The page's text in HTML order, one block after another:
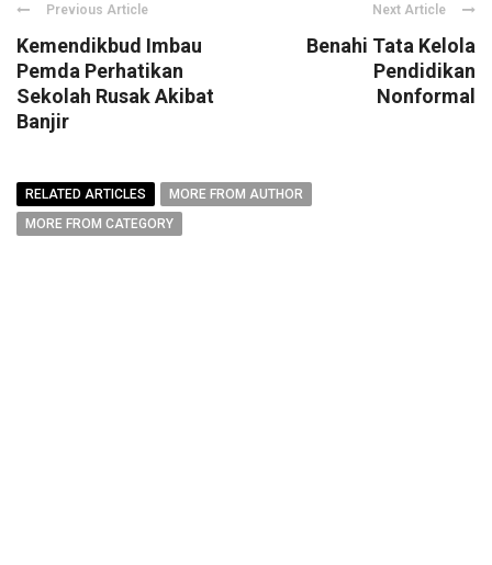
Previous Article
Kemendikbud Imbau
Pemda Perhatikan
Sekolah Rusak Akibat
Banjir
Next Article
Benahi Tata Kelola
Pendidikan
Nonformal
RELATED ARTICLES
MORE FROM AUTHOR
MORE FROM CATEGORY